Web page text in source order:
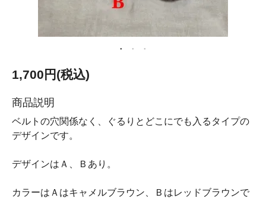
1,700円(税込)
商品説明
ベルトの穴関係なく、ぐるりとどこにでも入るタイプの
デザインです。
デザインはＡ、Ｂあり。
カラーはＡはキャメルブラウン、Ｂはレッドブラウンで